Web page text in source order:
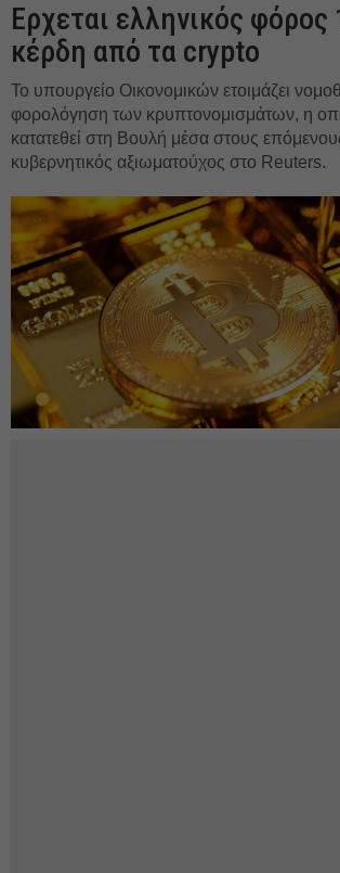
Ερχεται ελληνικός φόρος
κέρδη από τα crypto
Το υπουργείο Οικονομικών ετοιμάζει
φορολόγηση των κρυπτονομισμάτων, η
κατατεθεί στη Βουλή μέσα στους
κυβερνητικός αξιωματούχος στο Reuters.